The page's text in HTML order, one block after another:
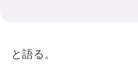
と語る。